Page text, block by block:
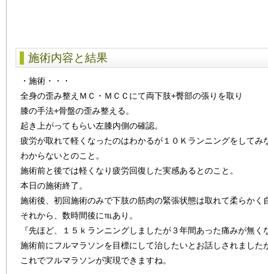
施術内容と結果
・施術・・・
全身の歪み整えＭＣ・ＭＣＣにて両下肢+臀部の張りを取り
膝の手法+骨盤の歪み整える。
起き上がってもらい左膝内側の確認。
疲労が取れて軽くなったのはわかるが１０Ｋランニングをして
わからないとのこと。
施術前と後では軽くなり疲労回復した実感あるとのこと。
本日の施術終了。
施術後、初回施術のみで下肢の筋肉の緊張状態は取れて柔らかく
それから、数時間後に℡あり。
『先ほど、１５ｋランニングしましたが３年間あった痛みが無
施術前にフルマラソンを目標にして治したいとお話しされました
これでフルマラソンが実現できますね。